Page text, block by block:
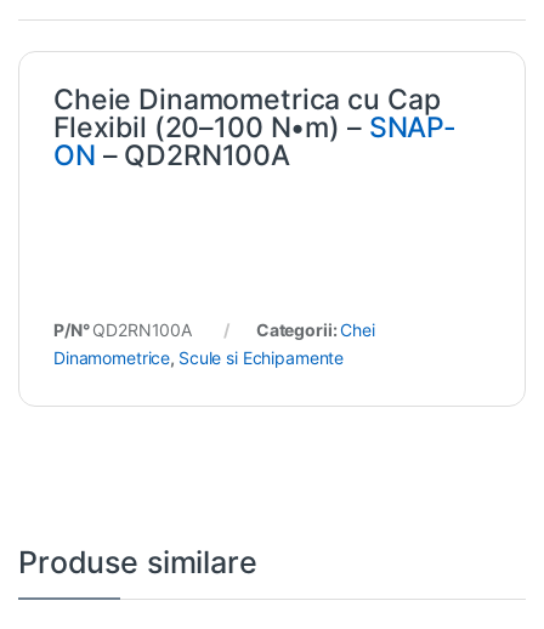
Cheie Dinamometrica cu Cap
Flexibil (20–100 N•m) – SNAP-
ON – QD2RN100A
P/N°QD2RN100A Categorii:Chei
Dinamometrice, Scule si Echipamente
Produse similare